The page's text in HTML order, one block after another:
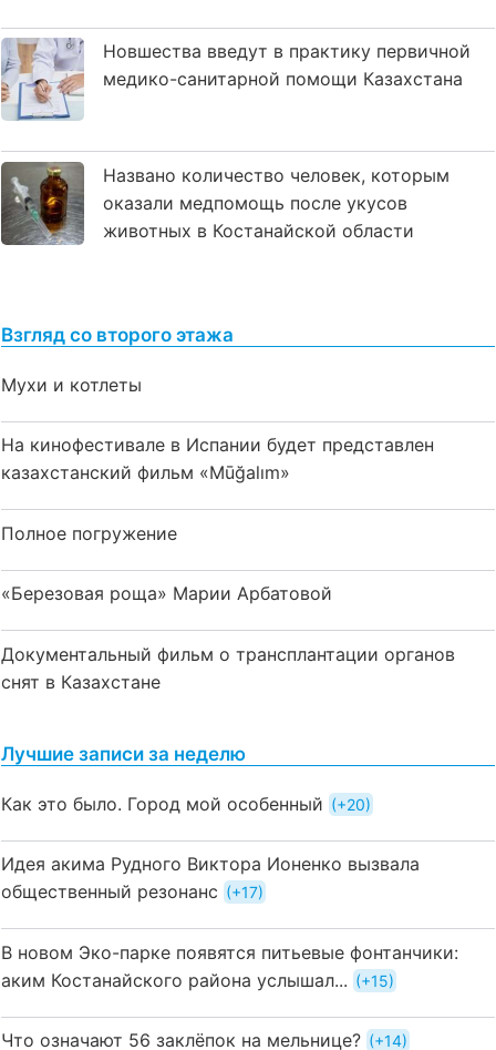
Новшества введут в практику первичной
медико-санитарной помощи Казахстана
Названо количество человек, которым
оказали медпомощь после укусов
животных в Костанайской области
Взгляд со второго этажа
Мухи и котлеты
На кинофестивале в Испании будет представлен
казахстанский фильм «Mūğalım»
Полное погружение
«Березовая роща» Марии Арбатовой
Документальный фильм о трансплантации органов
снят в Казахстане
Лучшие записи за неделю
Как это было. Город мой особенный +20
Идея акима Рудного Виктора Ионенко вызвала
общественный резонанс
+17
В новом Эко-парке появятся питьевые фонтанчики:
аким Костанайского района услышал...
+15
Что означают 56 заклёпок на мельнице? +14